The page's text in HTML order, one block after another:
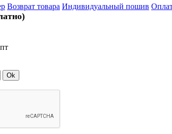
Возврат товара Индивидуальный пошив